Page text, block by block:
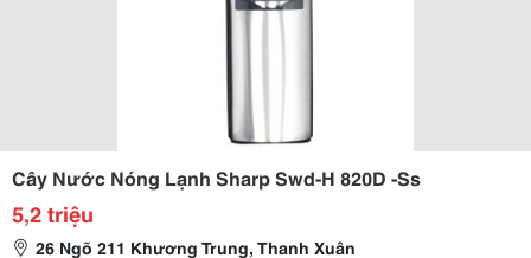
Cây Nước Nóng Lạnh Sharp Swd-H 820D -Ss
5,2 triệu
26 Ngõ 211 Khương Trung, Thanh Xuân